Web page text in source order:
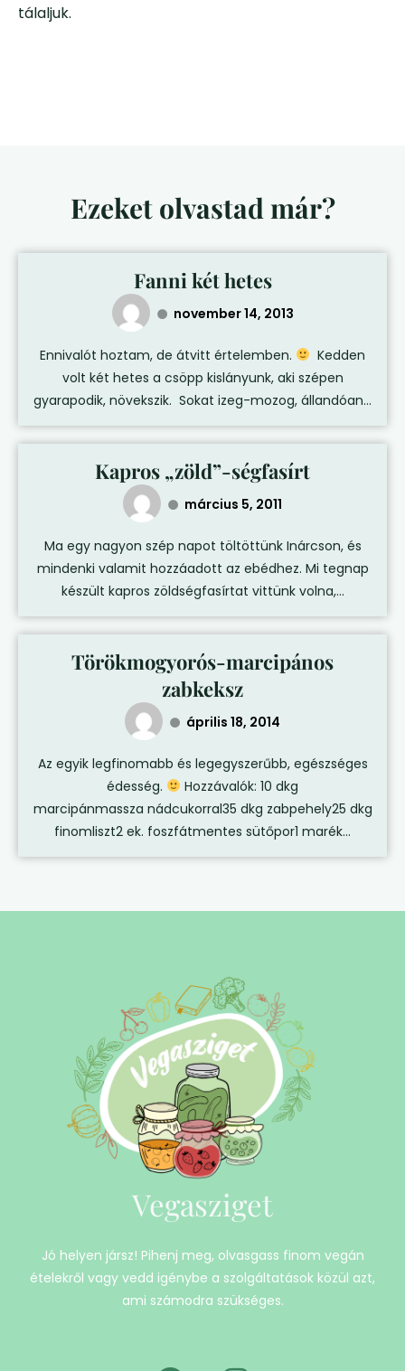
tálaljuk.
Ezeket olvastad már?
Fanni két hetes
november 14, 2013
Ennivalót hoztam, de átvitt értelemben.
Kedden
volt két hetes a csöpp kislányunk, aki szépen
gyarapodik, növekszik. Sokat izeg-mozog, állandóan...
Kapros „zöld”-ségfasírt
március 5, 2011
Ma egy nagyon szép napot töltöttünk Inárcson, és
mindenki valamit hozzáadott az ebédhez. Mi tegnap
készült kapros zöldségfasírtat vittünk volna,...
Törökmogyorós-marcipános
zabkeksz
április 18, 2014
Az egyik legfinomabb és legegyszerűbb, egészséges
édesség.
Hozzávalók: 10 dkg
marcipánmassza nádcukorral35 dkg zabpehely25 dkg
finomliszt2 ek. foszfátmentes sütőpor1 marék...
Vegasziget
Jó helyen jársz! Pihenj meg, olvasgass finom vegán
ételekről vagy vedd igénybe a szolgáltatások közül azt,
ami számodra szükséges.